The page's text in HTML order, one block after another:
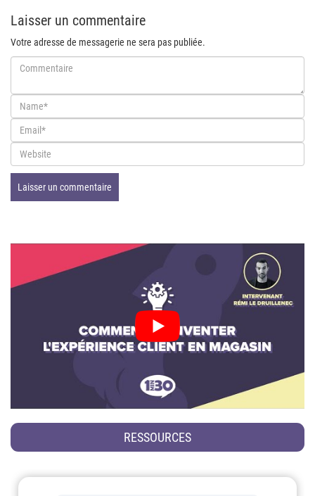
Laisser un commentaire
Votre adresse de messagerie ne sera pas publiée.
RESSOURCES